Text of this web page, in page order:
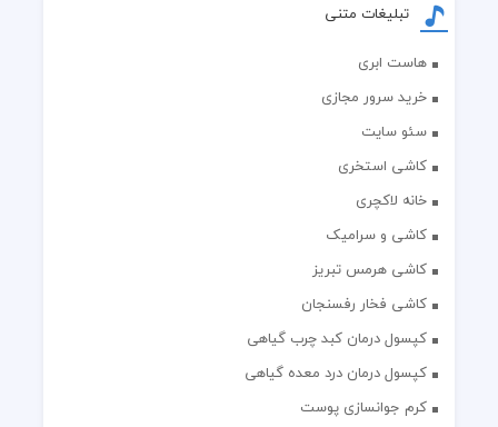
تبلیغات متنی
هاست ابری
خرید سرور مجازی
سئو سایت
کاشی استخری
خانه لاکچری
کاشی و سرامیک
کاشی هرمس تبریز
کاشی فخار رفسنجان
کپسول درمان کبد چرب گیاهی
کپسول درمان درد معده گیاهی
کرم جوانسازی پوست